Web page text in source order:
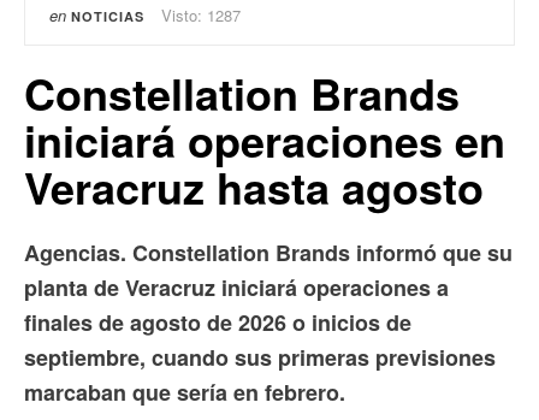
en NOTICIAS Visto: 1287
Constellation Brands
iniciará operaciones en
Veracruz hasta agosto
Agencias. Constellation Brands informó que su
planta de Veracruz iniciará operaciones a
finales de agosto de 2026 o inicios de
septiembre, cuando sus primeras previsiones
marcaban que sería en febrero.